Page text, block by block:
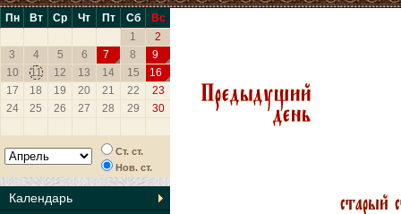
Пн Вт Ср Чт Пт Сб
Вс
1
2
3
4 5 6 7 8
9
10
11 12 13 14 15
16
17
18 19 20 21 22
23
24
25 26 27 28 29 30
Ст. ст.
Нов. ст.
Календарь